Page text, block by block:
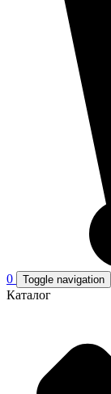
0 Toggle navigation
Каталог